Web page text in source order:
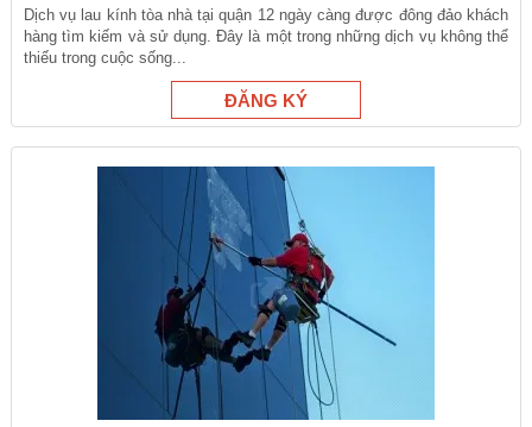
Dịch vụ lau kính tòa nhà tại quận 12 ngày càng được đông đảo khách
hàng tìm kiếm và sử dụng. Đây là một trong những dịch vụ không thể
thiếu trong cuộc sống...